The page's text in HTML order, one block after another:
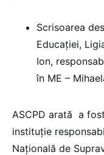
Scrisoarea
Educației,
Ion,
în ME –
ASCPD arată a
instituție
Națională de